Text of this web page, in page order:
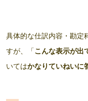
具体的な仕訳内容・勘定
すが、「こんな表示が出
いてはかなりていねいに